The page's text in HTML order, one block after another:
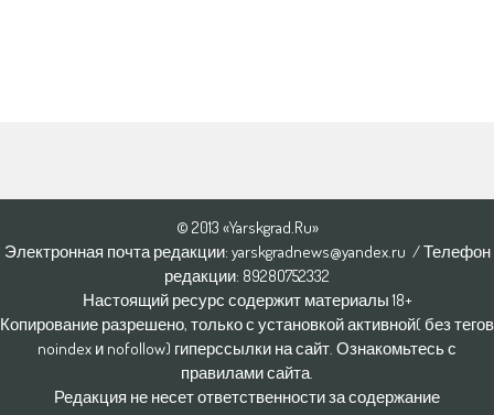
© 2013 «Yarskgrad.Ru»
Электронная почта редакции: yarskgradnews@yandex.ru / Телефон
редакции: 8928O752332
Настоящий ресурс содержит материалы 18+
Копирование разрешено, только с установкой активной( без тегов
noindex и nofollow) гиперссылки на сайт. Ознакомьтесь с
правилами сайта.
Редакция не несет ответственности за содержание